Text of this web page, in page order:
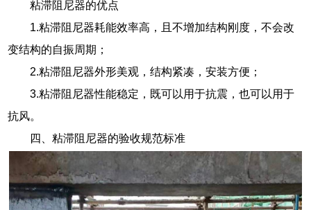
粘滞阻尼器的优点
1.粘滞阻尼器耗能效率高，且不增加结构刚度，不会改
变结构的自振周期；
2.粘滞阻尼器外形美观，结构紧凑，安装方便；
3.粘滞阻尼器性能稳定，既可以用于抗震，也可以用于
抗风。
四、粘滞阻尼器的验收规范标准